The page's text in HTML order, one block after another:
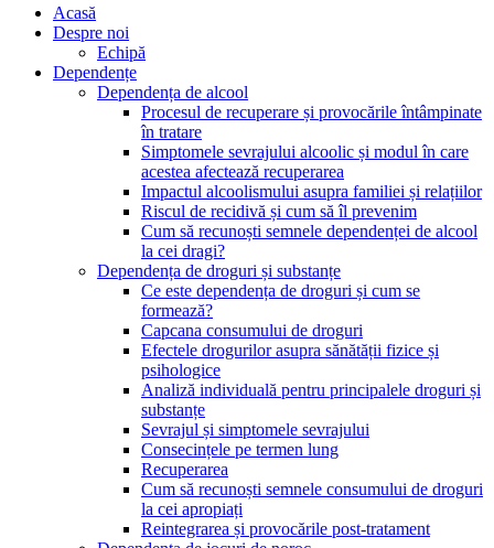
Close
Menu
Acasă
Despre noi
Echipă
Dependențe
Dependența de alcool
Procesul de recuperare și provocările întâmpinate
în tratare
Simptomele sevrajului alcoolic și modul în care
acestea afectează recuperarea
Impactul alcoolismului asupra familiei și relațiilor
Riscul de recidivă și cum să îl prevenim
Cum să recunoști semnele dependenței de alcool
la cei dragi?
Dependența de droguri și substanțe
Ce este dependența de droguri și cum se
formează?
Capcana consumului de droguri
Efectele drogurilor asupra sănătății fizice și
psihologice
Analiză individuală pentru principalele droguri și
substanțe
Sevrajul și simptomele sevrajului
Consecințele pe termen lung
Recuperarea
Cum să recunoști semnele consumului de droguri
la cei apropiați
Reintegrarea și provocările post-tratament